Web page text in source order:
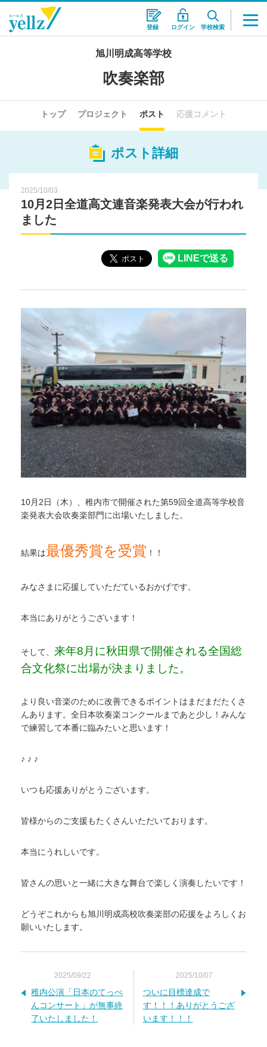
登録 ログイン 学校検索
旭川明成高等学校
吹奏楽部
トップ プロジェクト ポスト 応援コメント
ポスト詳細
2025/10/03
10月2日全道高文連音楽発表大会が行われ
ました
10月2日（木）、稚内市で開催された第59回全道高等学校音
楽発表大会吹奏楽部門に出場いたしました。
結果は最優秀賞を受賞 ！！
みなさまに応援していただているおかげです。
本当にありがとうございます！
そして、 来年8月に秋田県で開催される全国総
合文化祭に出場が決まりました。
より良い音楽のために改善できるポイントはまだまだたくさ
んあります。全日本吹奏楽コンクールまであと少し！みんな
で練習して本番に臨みたいと思います！
♪ ♪ ♪
いつも応援ありがとうございます。
皆様からのご支援もたくさんいただいております。
本当にうれしいです。
皆さんの思いと一緒に大きな舞台で楽しく演奏したいです！
どうぞこれからも旭川明成高校吹奏楽部の応援をよろしくお
願いいたします。
2025/09/22
稚内公演「日本のてっぺ
んコンサート」が無事終
了いたしました！
2025/10/07
ついに目標達成で
す！！！ありがとうござ
います！！！